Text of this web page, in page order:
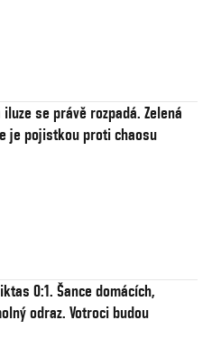
se právě rozpadá. Zelená
je pojistkou proti chaosu
0:1. Šance domácích,
odraz. Votroci budou